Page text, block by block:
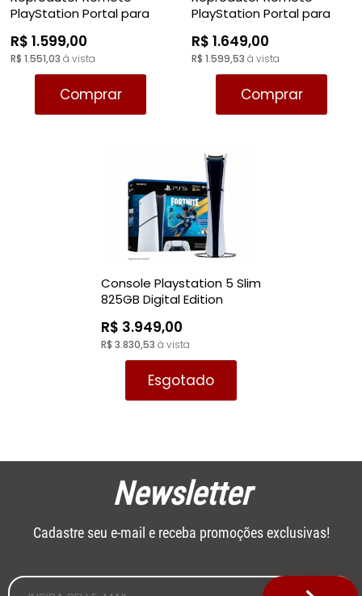
PlayStation Portal para
PS5
R$ 1.599,00
R$ 1.551,03 à vista
Comprar
PlayStation Portal para
Midnight Black - PS5
R$ 1.649,00
R$ 1.599,53 à vista
Comprar
Console Playstation 5 Slim
825GB Digital Edition
Bundle - PS5
R$ 3.949,00
R$ 3.830,53 à vista
Esgotado
Newsletter
Cadastre seu e-mail e receba promoções exclusivas!